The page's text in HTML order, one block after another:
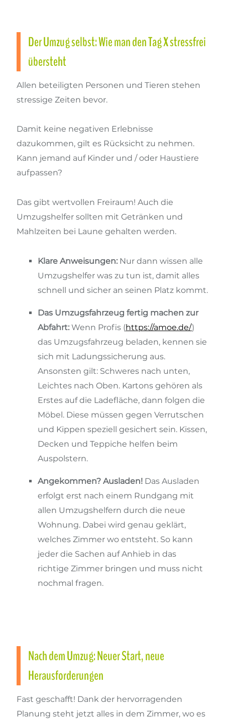
Der Umzug selbst: Wie man den Tag X stressfrei
übersteht
Allen beteiligten Personen und Tieren stehen
stressige Zeiten bevor.
Damit keine negativen Erlebnisse
dazukommen, gilt es Rücksicht zu nehmen.
Kann jemand auf Kinder und / oder Haustiere
aufpassen?
Das gibt wertvollen Freiraum! Auch die
Umzugshelfer sollten mit Getränken und
Mahlzeiten bei Laune gehalten werden.
Klare Anweisungen: Nur dann wissen alle
Umzugshelfer was zu tun ist, damit alles
schnell und sicher an seinen Platz kommt.
Das Umzugsfahrzeug fertig machen zur
Abfahrt: Wenn Profis (https://amoe.de/)
das Umzugsfahrzeug beladen, kennen sie
sich mit Ladungssicherung aus.
Ansonsten gilt: Schweres nach unten,
Leichtes nach Oben. Kartons gehören als
Erstes auf die Ladefläche, dann folgen die
Möbel. Diese müssen gegen Verrutschen
und Kippen speziell gesichert sein. Kissen,
Decken und Teppiche helfen beim
Auspolstern.
Angekommen? Ausladen! Das Ausladen
erfolgt erst nach einem Rundgang mit
allen Umzugshelfern durch die neue
Wohnung. Dabei wird genau geklärt,
welches Zimmer wo entsteht. So kann
jeder die Sachen auf Anhieb in das
richtige Zimmer bringen und muss nicht
nochmal fragen.
Nach dem Umzug: Neuer Start, neue
Herausforderungen
Fast geschafft! Dank der hervorragenden
Planung steht jetzt alles in dem Zimmer, wo es